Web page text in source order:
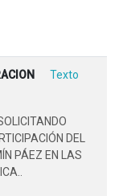
Texto
DEL
PÁEZ EN LAS